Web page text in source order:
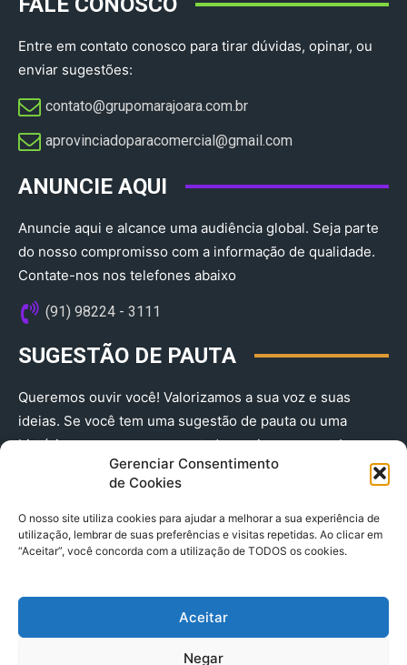
Gerenciar Consentimento
de Cookies
O nosso site utiliza cookies para ajudar a melhorar a sua experiência de
utilização, lembrar de suas preferências e visitas repetidas. Ao clicar em
“Aceitar”, você concorda com a utilização de TODOS os cookies.
Aceitar
Negar
Entre em contato conosco para tirar dúvidas, opinar, ou
enviar sugestões:
contato@grupomarajoara.com.br
aprovinciadoparacomercial@gmail.com​
ANUNCIE AQUI
Anuncie aqui e alcance uma audiência global. Seja parte
do nosso compromisso com a informação de qualidade.
Contate-nos nos telefones abaixo
(91) 98224 - 3111
SUGESTÃO DE PAUTA
Queremos ouvir você! Valorizamos a sua voz e suas
ideias. Se você tem uma sugestão de pauta ou uma
história que merece ser contada, envie-nos agora!
(91) 98224 - 3111
© 2025 A Província do Pará CNPJ: 04.901.141/0001-36 End .
Trav. Quintino Bocaiuva 2301, Ed. Rogério Fernandez – Sala